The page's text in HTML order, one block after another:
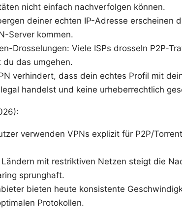
nicht einfach nachverfolgen können.
deiner echten IP-Adresse erscheinen
Server kommen.
Drosselungen: Viele ISPs drosseln P2P-
du das umgehen.
verhindert, dass dein echtes Profil mit
handelst und keine urheberrechtlich
verwenden VPNs explizit für P2P/
mit restriktiven Netzen steigt die
sprunghaft.
bieten heute konsistente
Protokollen.